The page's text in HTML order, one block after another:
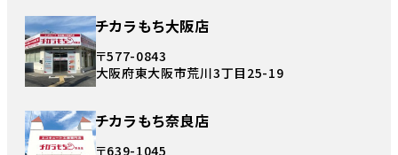
チカラもち大阪店
〒577-0843
大阪府東大阪市荒川3丁目25-19
チカラもち奈良店
〒639-1045